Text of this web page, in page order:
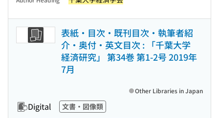
表紙・目次・既刊目次・執筆者紹
介・奥付・英文目次 : 「千葉大学
経済研究」 第34巻 第1-2号 2019年
7月
Digital 文書・図像類
Other Libraries in Japan